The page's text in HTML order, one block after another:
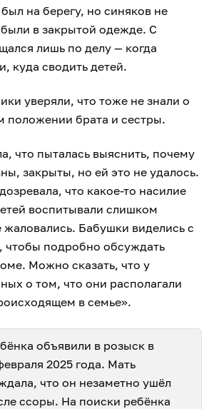
на берегу, но синяков не
в закрытой одежде. С
лишь по делу — когда
куда сводить детей.
уверяли, что тоже не знали о
положении брата и сестры.
что пыталась выяснить, почему
закрыты, но ей это не удалось.
что какое-то насилие
воспитывали слишком
жаловались. Бабушки виделись с
чтобы подробно обсуждать
Можно сказать, что у
о том, что они располагали
в семье».
объявили в розыск в
2025 года. Мать
что он незаметно ушёл
ссоры. На поиски ребёнка